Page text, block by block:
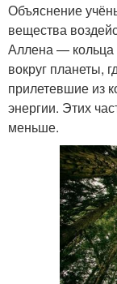
Объяснение
вещества
Аллена — кольца
вокруг планеты,
прилетевшие из
энергии. Этих
меньше.